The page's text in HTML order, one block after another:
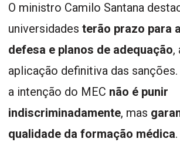
O ministro Camilo Santana
universidades terão prazo para
defesa e planos de adequação,
aplicação definitiva das sanções.
a intenção do MEC não é punir
indiscriminadamente, mas
qualidade da formação médica.